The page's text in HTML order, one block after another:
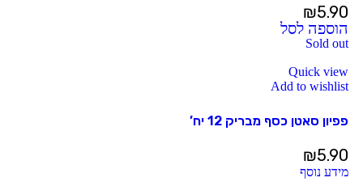
₪5.90
הוספה לסל
Sold out
Quick view
Add to wishlist
פפיון סאטן כסף מבריק 12 יח’
₪5.90
מידע נוסף